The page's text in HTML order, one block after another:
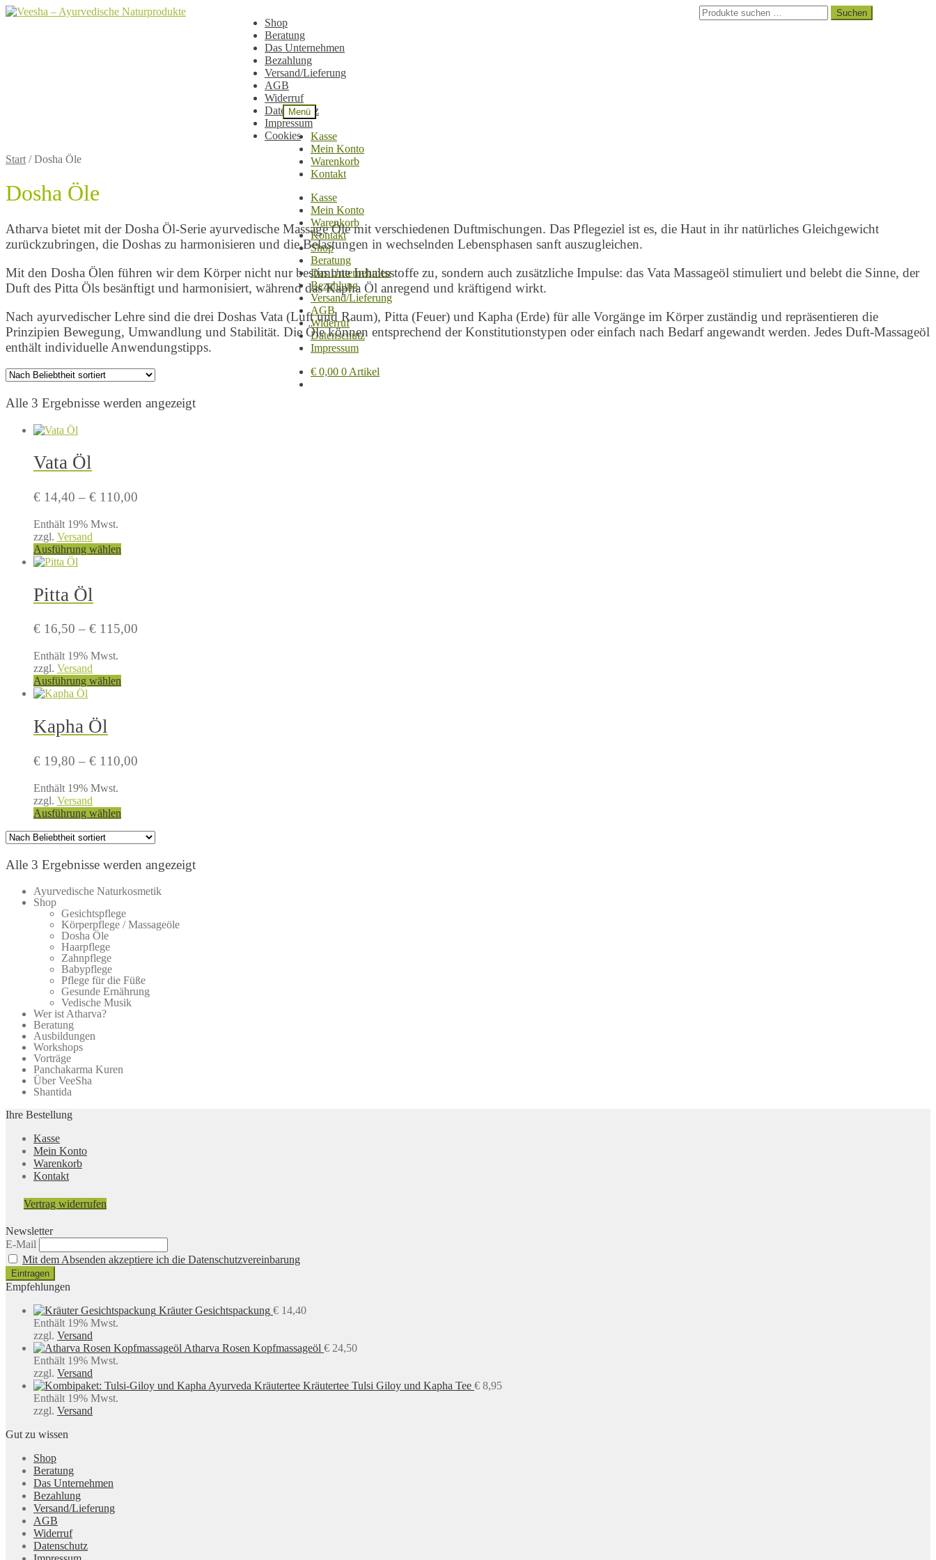
Zur
Zum
Shop
Beratung
Das Unternehmen
Bezahlung
Versand/Lieferung
AGB
Widerruf
Datenschutz
Impressum
Cookies
Suchen
nach:
Suchen
Menü
Kasse
Mein Konto
Warenkorb
Kontakt
Kasse
Mein Konto
Warenkorb
Kontakt
Shop
Beratung
Das Unternehmen
Bezahlung
Versand/Lieferung
AGB
Widerruf
Datenschutz
Impressum
€ 0,00 0 Artikel
Start /Dosha Öle
Dosha Öle
Atharva bietet mit der Dosha Öl-Serie ayurvedische Massage Öle mit verschiedenen Duftmischungen. Das Pflegeziel ist es, die Haut in ihr natürliches Gleichgewicht
zurückzubringen, die Doshas zu harmonisieren und die Belastungen in wechselnden Lebensphasen sanft auszugleichen.
Mit den Dosha Ölen führen wir dem Körper nicht nur bestimmte Inhaltsstoffe zu, sondern auch zusätzliche Impulse: das Vata Massageöl stimuliert und belebt die Sinne, der
Duft des Pitta Öls besänftigt und harmonisiert, während das Kapha Öl anregend und kräftigend wirkt.
Nach ayurvedischer Lehre sind die drei Doshas Vata (Luft und Raum), Pitta (Feuer) und Kapha (Erde) für alle Vorgänge im Körper zuständig und repräsentieren die
Prinzipien Bewegung, Umwandlung und Stabilität. Die Öle können entsprechend der Konstitutionstypen oder einfach nach Bedarf angewandt werden. Jedes Duft-Massageöl
enthält individuelle Anwendungstipps.
Alle 3 Ergebnisse werden angezeigtNach
Vata Öl
€ 14,40 – € 110,00
Enthält 19% Mwst.
zzgl. Versand
Ausführung wählen
Die
Optionen
der
Produktseite
Pitta Öl
€ 16,50 – € 115,00
Enthält 19% Mwst.
zzgl. Versand
Ausführung wählen
Die
Optionen
der
Produktseite
gewählt
werden
Kapha Öl
€ 19,80 – € 110,00
Enthält 19% Mwst.
zzgl. Versand
Ausführung wählen
Varianten
Die
können
auf
werden
Alle 3 Ergebnisse werden angezeigtNach
Ayurvedische Naturkosmetik
Shop
Gesichtspflege
Körperpflege / Massageöle
Dosha Öle
Haarpflege
Zahnpflege
Babypflege
Pflege für die Füße
Gesunde Ernährung
Vedische Musik
Wer ist Atharva?
Beratung
Ausbildungen
Workshops
Vorträge
Panchakarma Kuren
Über VeeSha
Shantida
Ihre Bestellung
Kasse
Mein Konto
Warenkorb
Kontakt
Vertrag widerrufen
Newsletter
E-Mail
Mit dem Absenden akzeptiere ich die Datenschutzvereinbarung
Empfehlungen
Kräuter Gesichtspackung € 14,40
Enthält 19% Mwst.
zzgl. Versand
Atharva Rosen Kopfmassageöl € 24,50
Enthält 19% Mwst.
zzgl. Versand
Kräutertee Tulsi Giloy und Kapha Tee € 8,95
Enthält 19% Mwst.
zzgl. Versand
Gut zu wissen
Shop
Beratung
Das Unternehmen
Bezahlung
Versand/Lieferung
AGB
Widerruf
Datenschutz